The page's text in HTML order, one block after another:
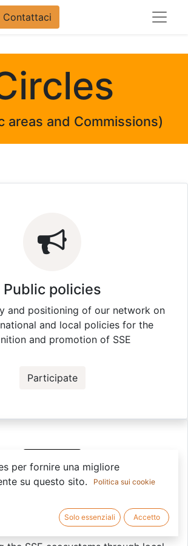
Contattaci
areas and Commissions)
Public policies
and positioning of our network on
and local policies for the
and promotion of SSE
Participate
Cooperation
per fornire una migliore
su questo sito.
Politica sui cookie
Solo essenziali Accetto